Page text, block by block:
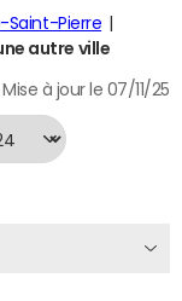
Saint-Pierre
autre ville
Mise à jour le 07/11/25